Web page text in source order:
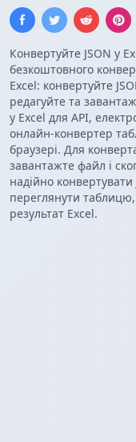
Конвертуйте JSON у
безкоштовного
Excel: конвертуйте
редагуйте та
у Excel для API,
онлайн-конвертер
браузері. Для
завантажте файл і
надійно
переглянути
результат Excel.